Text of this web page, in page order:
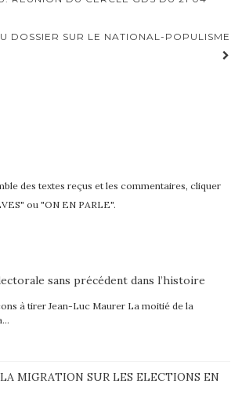
DOSSIER SUR LE NATIONAL-POPULISME
des textes reçus et les commentaires, cliquer
ou "ON EN PARLE".
sans précédent dans l’histoire
à tirer Jean-Luc Maurer La moitié de la
MIGRATION SUR LES ELECTIONS EN